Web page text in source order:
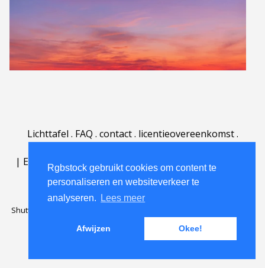
Rgbstock gebruikt cookies om content te
personaliseren en websiteverkeer te
analyseren.
Lees meer
Afwijzen Okee!
Lichttafel . FAQ . contact. licentieovereenkomst.
| English | Deutsch Español | Português
Nederlands|
Shutterstock official partner of Rgbstock
Rgbstock